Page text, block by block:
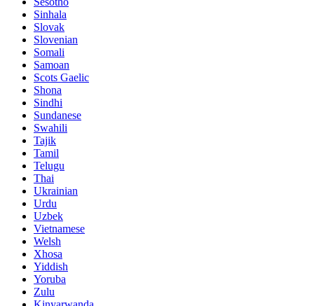
Sinhala
Slovak
Slovenian
Somali
Samoan
Scots Gaelic
Shona
Sindhi
Sundanese
Swahili
Tajik
Tamil
Telugu
Thai
Ukrainian
Urdu
Uzbek
Vietnamese
Welsh
Xhosa
Yiddish
Yoruba
Zulu